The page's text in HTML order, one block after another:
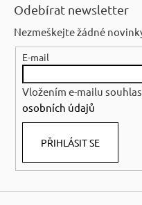
Odebírat newsletter
Nezmeškejte žádné
E-mail
Vložením e-mailu
osobních údajů
PŘIHLÁSIT SE